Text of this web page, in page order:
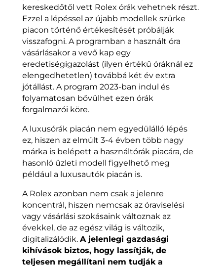
kereskedőtől vett Rolex órák vehetnek részt.
Ezzel a lépéssel az újabb modellek szürke
piacon történő értékesítését próbálják
visszafogni. A programban a használt óra
vásárlásakor a vevő kap egy
eredetiségigazolást (ilyen értékű óráknál ez
elengedhetetlen) továbbá két év extra
jótállást. A program 2023-ban indul és
folyamatosan bővülhet ezen órák
forgalmazói köre.
A luxusórák piacán nem egyedülálló lépés
ez, hiszen az elmúlt 3-4 évben több nagy
márka is belépett a használtórák piacára, de
hasonló üzleti modell figyelhető meg
például a luxusautók piacán is.
A Rolex azonban nem csak a jelenre
koncentrál, hiszen nemcsak az óraviselési
vagy vásárlási szokásaink változnak az
évekkel, de az egész világ is változik,
digitalizálódik. A jelenlegi gazdasági
kihívások biztos, hogy lassítják, de
teljesen megállítani nem tudják a